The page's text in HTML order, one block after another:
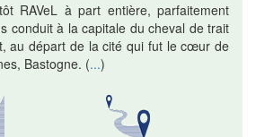
RAVeL à part entière, parfaitement
conduit à la capitale du cheval de trait
au départ de la cité qui fut le cœur de
Bastogne. (...)